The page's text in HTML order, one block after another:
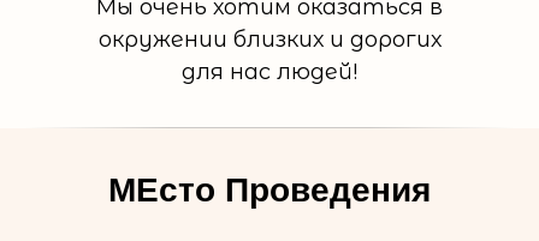
Мы очень хотим оказаться в
окружении близких и дорогих
для нас людей!
МЕсто Проведения